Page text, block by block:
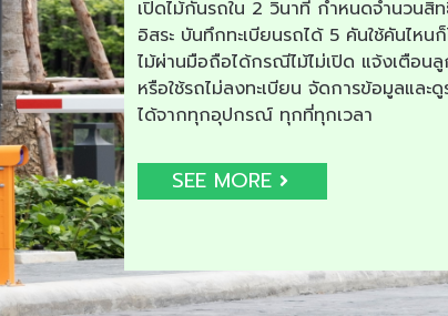
เปิดไม้กั้นรถใน 2 วินาที กำหนดจำนวนสิ
อิสระ บันทึกทะเบียนรถได้ 5 คันใช้คันไหน
ไม้ผ่านมือถือได้กรณีไม้ไม่เปิด แจ้งเตือน
หรือใช้รถไม่ลงทะเบียน จัดการข้อมูลและ
ได้จากทุกอุปกรณ์ ทุกที่ทุกเวลา
SEE MORE